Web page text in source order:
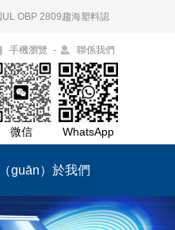
OBP 2809趨海塑料認
手機瀏覽 - 聯係我們
微信 WhatsApp
guān）於我們